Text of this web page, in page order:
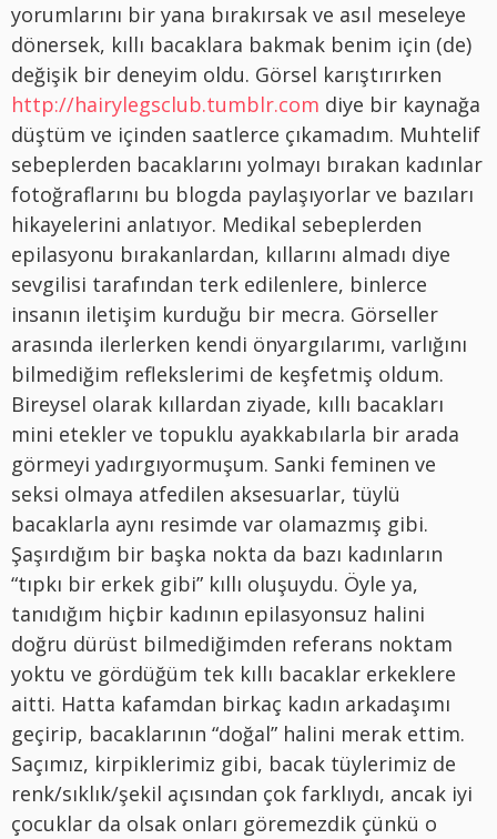
yorumlarını bir yana bırakırsak ve asıl meseleye
dönersek, kıllı bacaklara bakmak benim için (de)
değişik bir deneyim oldu. Görsel karıştırırken
http://hairylegsclub.tumblr.com diye bir kaynağa
düştüm ve içinden saatlerce çıkamadım. Muhtelif
sebeplerden bacaklarını yolmayı bırakan kadınlar
fotoğraflarını bu blogda paylaşıyorlar ve bazıları
hikayelerini anlatıyor. Medikal sebeplerden
epilasyonu bırakanlardan, kıllarını almadı diye
sevgilisi tarafından terk edilenlere, binlerce
insanın iletişim kurduğu bir mecra. Görseller
arasında ilerlerken kendi önyargılarımı, varlığını
bilmediğim reflekslerimi de keşfetmiş oldum.
Bireysel olarak kıllardan ziyade, kıllı bacakları
mini etekler ve topuklu ayakkabılarla bir arada
görmeyi yadırgıyormuşum. Sanki feminen ve
seksi olmaya atfedilen aksesuarlar, tüylü
bacaklarla aynı resimde var olamazmış gibi.
Şaşırdığım bir başka nokta da bazı kadınların
“tıpkı bir erkek gibi” kıllı oluşuydu. Öyle ya,
tanıdığım hiçbir kadının epilasyonsuz halini
doğru dürüst bilmediğimden referans noktam
yoktu ve gördüğüm tek kıllı bacaklar erkeklere
aitti. Hatta kafamdan birkaç kadın arkadaşımı
geçirip, bacaklarının “doğal” halini merak ettim.
Saçımız, kirpiklerimiz gibi, bacak tüylerimiz de
renk/sıklık/şekil açısından çok farklıydı, ancak iyi
çocuklar da olsak onları göremezdik çünkü o